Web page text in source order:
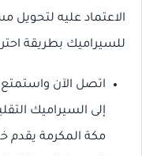
الاعتماد عليه لتحويل
للسيراميك بطريقة
اتصل الآن
إلى السيراميك
مكة المكرمة يقدم